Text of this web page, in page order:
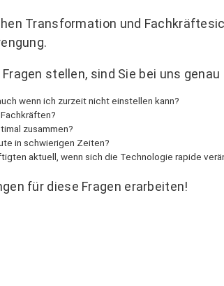
Transformation und
stellen, sind Sie bei uns
wenn ich zurzeit nicht einstellen kann?
zusammen?
in schwierigen Zeiten?
aktuell, wenn sich die Technologie rapide
für diese Fragen erarbeiten!